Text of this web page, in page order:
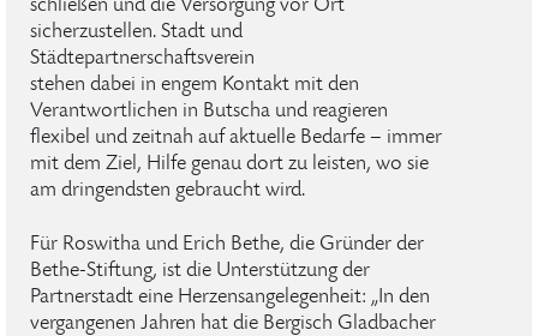
schließen und die Versorgung vor Ort
sicherzustellen. Stadt und
Städtepartnerschaftsverein
stehen dabei in engem Kontakt mit den
Verantwortlichen in Butscha und reagieren
flexibel und zeitnah auf aktuelle Bedarfe – immer
mit dem Ziel, Hilfe genau dort zu leisten, wo sie
am dringendsten gebraucht wird.
Für Roswitha und Erich Bethe, die Gründer der
Bethe-Stiftung, ist die Unterstützung der
Partnerstadt eine Herzensangelegenheit: „In den
vergangenen Jahren hat die Bergisch Gladbacher